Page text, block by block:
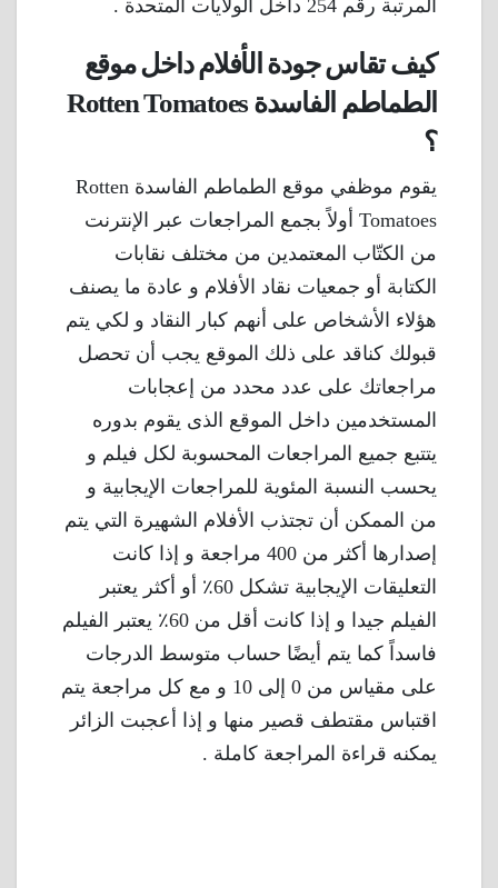
المرتبة رقم 254 داخل الولايات المتحدة .
كيف تقاس جودة الأفلام داخل موقع
الطماطم الفاسدة Rotten Tomatoes
؟
يقوم موظفي موقع الطماطم الفاسدة Rotten
Tomatoes أولاً بجمع المراجعات عبر الإنترنت
من الكتّاب المعتمدين من مختلف نقابات
الكتابة أو جمعيات نقاد الأفلام و عادة ما يصنف
هؤلاء الأشخاص على أنهم كبار النقاد و لكي يتم
قبولك كناقد على ذلك الموقع يجب أن تحصل
مراجعاتك على عدد محدد من إعجابات
المستخدمين داخل الموقع الذى يقوم بدوره
يتتبع جميع المراجعات المحسوبة لكل فيلم و
يحسب النسبة المئوية للمراجعات الإيجابية و
من الممكن أن تجتذب الأفلام الشهيرة التي يتم
إصدارها أكثر من 400 مراجعة و إذا كانت
التعليقات الإيجابية تشكل 60٪ أو أكثر يعتبر
الفيلم جيدا و إذا كانت أقل من 60٪ يعتبر الفيلم
فاسداً كما يتم أيضًا حساب متوسط الدرجات
على مقياس من 0 إلى 10 و مع كل مراجعة يتم
اقتباس مقتطف قصير منها و إذا أعجبت الزائر
يمكنه قراءة المراجعة كاملة .